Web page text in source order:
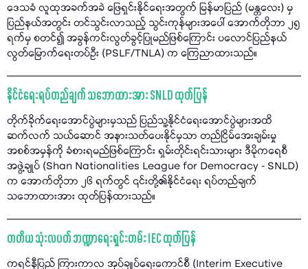
ဒေသခံ လူထုအခက်အခဲ ဖြေရှင်းနိုင်ရေးအတွက် မြန်မာပြည် (မန္တလေး) မှ
ပြည်နယ်အတွင်း တင်သွင်းလာသည့် သွင်းကုန်များအပေါ် အောက်တိုဘာ ၂၅
ရက်မှ စတင်၍ အခွန်ကင်းလွတ်ခွင့်ပြုမည်ဖြစ်ကြောင်း ပလောင်ပြည်နယ်
လွတ်မြောက်ရေးတပ်ဦး (PSLF/TNLA) က ကြေညာထားသည်။
နိုင်ငံရေးရပ်တည်ချက် သဘောထားအား SNLD ထုတ်ပြန်
တိုက်ခိုက်ရေးအောင်ပွဲများမှသည် ပြည်သူ့နိုင်ငံရေးအောင်ပွဲများအထိ
ဆက်လက် သယ်ဆောင် အနားသတ်ပေးနိုင်မှသာ တည်ငြိမ်အေးချမ်းမှု
အစစ်အမှန်ကို ခံစားရမည်ဖြစ်ကြောင်း ရှမ်းတိုင်းရင်းသားများ ဒီမိုကရေစီ
အဖွဲ့ချုပ် (Shan Nationalities League for Democracy - SNLD)
က အောက်တိုဘာ ၂၆ ရက်တွင် ၎င်းတို့၏နိုင်ငံရေး ရပ်တည်ချက်
သဘောထားအား ထုတ်ပြန်ထားသည်။
တတိယ သုံးလပတ် ဘဏ္ဍာရေးရှင်းတမ်း IEC ထုတ်ပြန်
ကရင်နီပြည် ကြားကာလ အုပ်ချုပ်ရေးကောင်စီ (Interim Executive